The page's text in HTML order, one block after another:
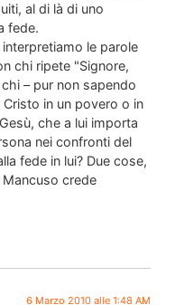
al di là di uno
fede.
le parole
chi ripete "Signore,
– pur non sapendo
in un povero o in
che a lui importa
nei confronti del
fede in lui? Due cose,
crede
6 Marzo 2010 alle 1:48 AM